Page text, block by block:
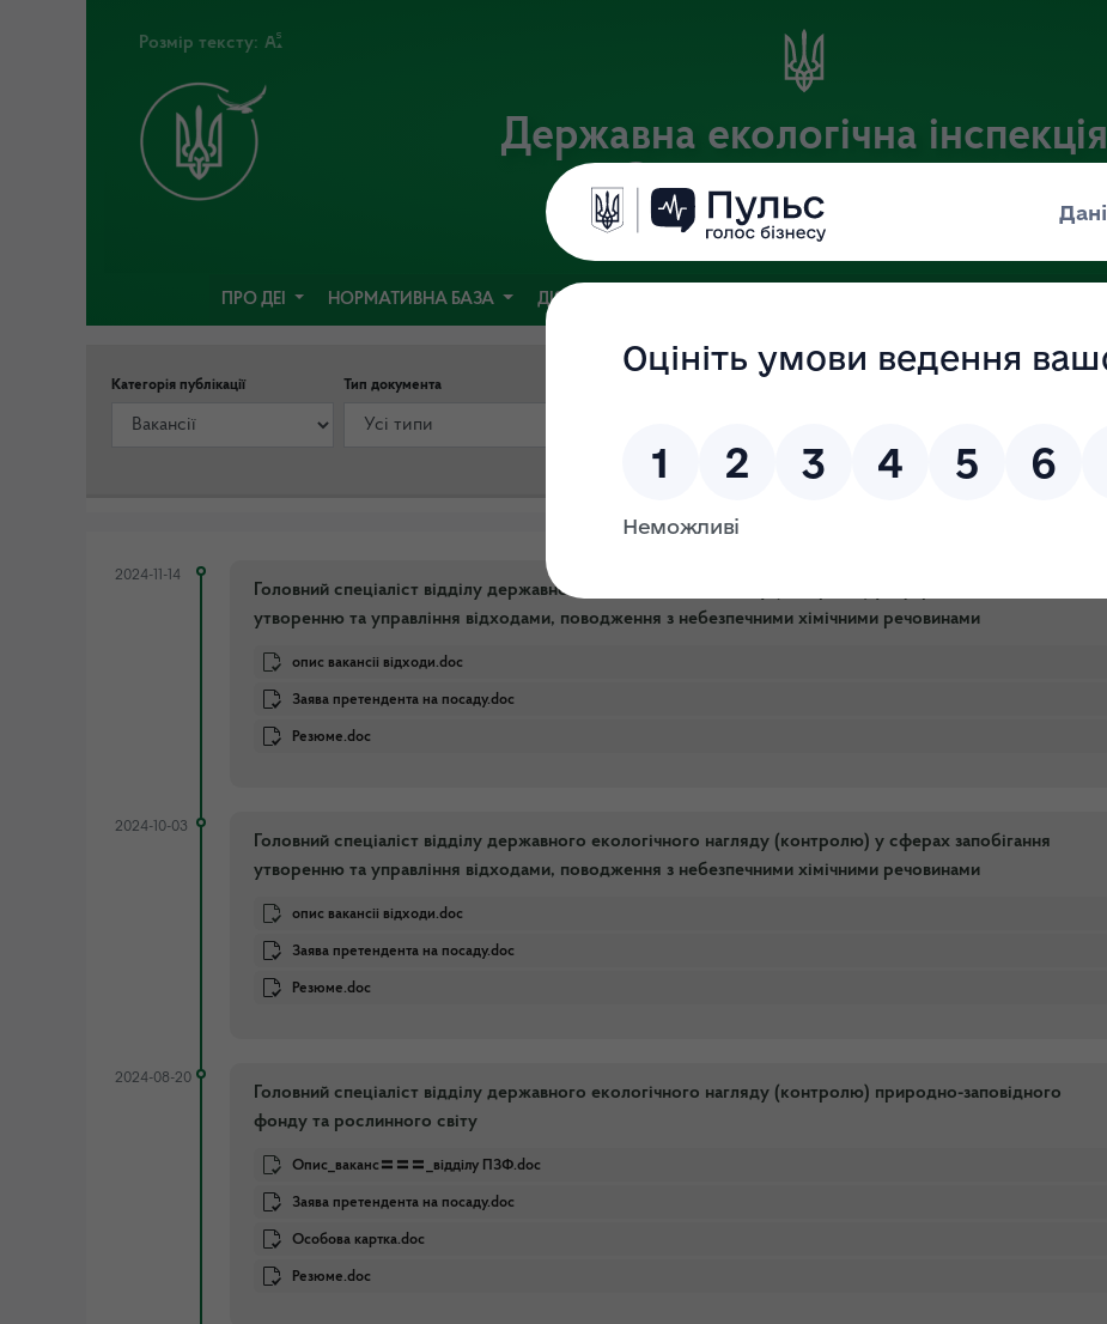
Розмір тексту:
Державна екологічна інспекція
Столичного округу
Офіційний веб-портал
ПРО ДЕІ НОРМАТИВНА БАЗА ДІЯЛЬНІСТЬ
Категорія публікації Тип документа
2024-11-14
Головний спеціаліст відділу державного екологічного нагляду (контролю) у сферах запобігання
утворенню та управління відходами, поводження з небезпечними хімічними речовинами
опис вакансіі відходи.doc
Заява претендента на посаду.doc
Резюме.doc
2024-10-03
Головний спеціаліст відділу державного екологічного нагляду (контролю) у сферах запобігання
утворенню та управління відходами, поводження з небезпечними хімічними речовинами
опис вакансіі відходи.doc
Заява претендента на посаду.doc
Резюме.doc
2024-08-20
Головний спеціаліст відділу державного екологічного нагляду (контролю) природно-заповідного
фонду та рослинного світу
Опис_ваканс〓〓〓_відділу ПЗФ.doc
Заява претендента на посаду.doc
Особова картка.doc
Резюме.doc